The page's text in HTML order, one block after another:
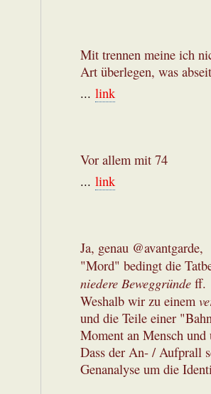
Mit trennen meine ich
Art überlegen, was
... link
Vor allem mit 74
... link
Ja, genau @avantgarde,
"Mord" bedingt die
niedere Beweggründe ff.
Weshalb wir zu einem
und die Teile einer
Moment an Mensch und
Dass der An- / Aufprall
Genanalyse um die